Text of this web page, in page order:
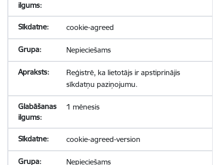
cookie-agreed
Nepieciešams
Reģistrē, ka lietotājs ir apstiprinājis
sīkdatņu paziņojumu.
1 mēnesis
cookie-agreed-version
Nepieciešams